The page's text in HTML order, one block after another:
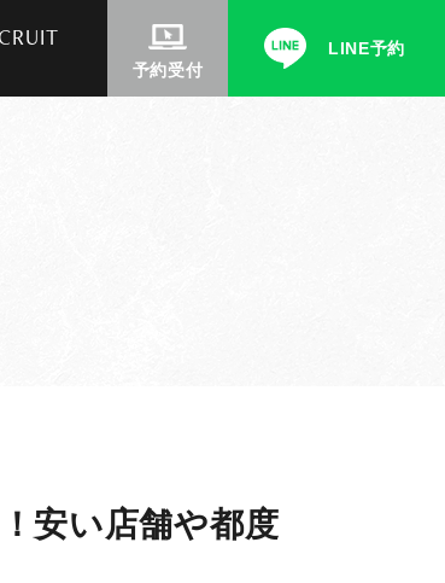
予約受付
LINE予約
安い店舗や都度